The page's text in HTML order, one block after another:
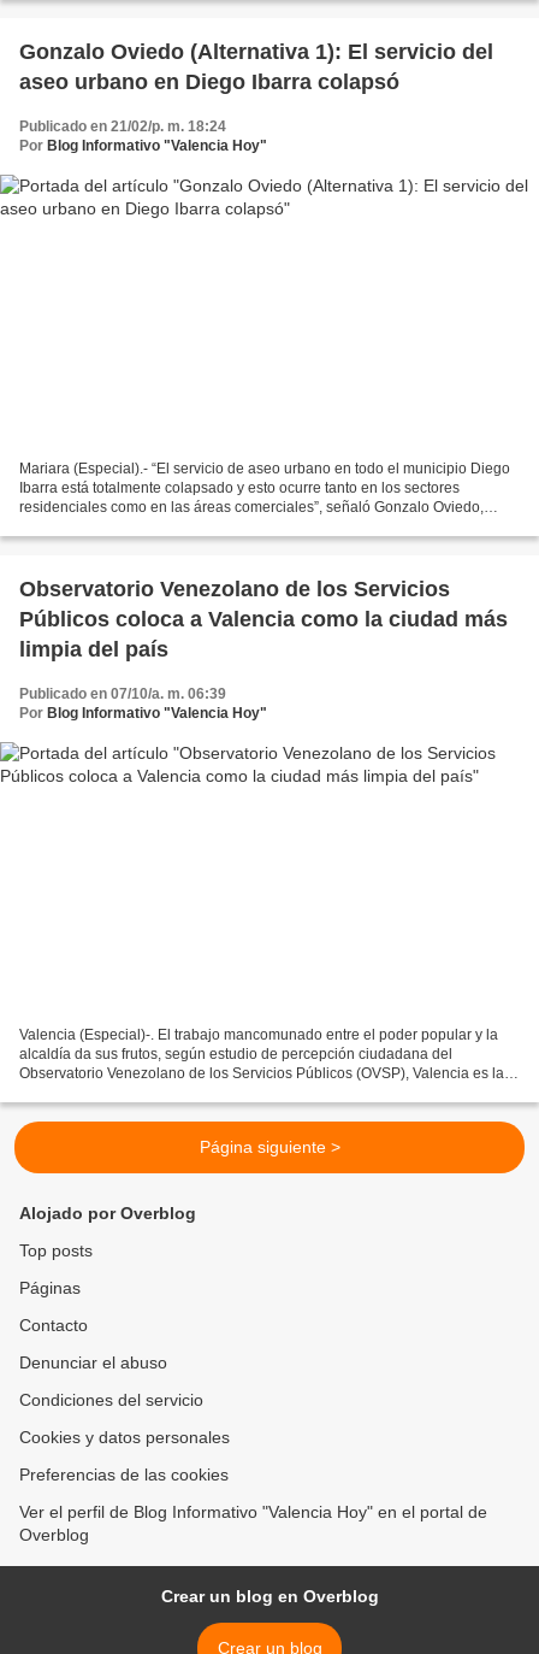
Gonzalo Oviedo (Alternativa 1): El servicio del
aseo urbano en Diego Ibarra colapsó
Publicado en 21/02/p. m. 18:24
Por Blog Informativo "Valencia Hoy"
Mariara (Especial).- “El servicio de aseo urbano en todo el municipio Diego
Ibarra está totalmente colapsado y esto ocurre tanto en los sectores
residenciales como en las áreas comerciales”, señaló Gonzalo Oviedo,
Observatorio Venezolano de los Servicios
Públicos coloca a Valencia como la ciudad más
limpia del país
Publicado en 07/10/a. m. 06:39
Por Blog Informativo "Valencia Hoy"
Valencia (Especial)-. El trabajo mancomunado entre el poder popular y la
alcaldía da sus frutos, según estudio de percepción ciudadana del
Observatorio Venezolano de los Servicios Públicos (OVSP), Valencia es la
Página siguiente >
Alojado por Overblog
Top posts
Páginas
Contacto
Denunciar el abuso
Condiciones del servicio
Cookies y datos personales
Preferencias de las cookies
Ver el perfil de Blog Informativo "Valencia Hoy" en el portal de
Overblog
Crear un blog en Overblog
Crear un blog